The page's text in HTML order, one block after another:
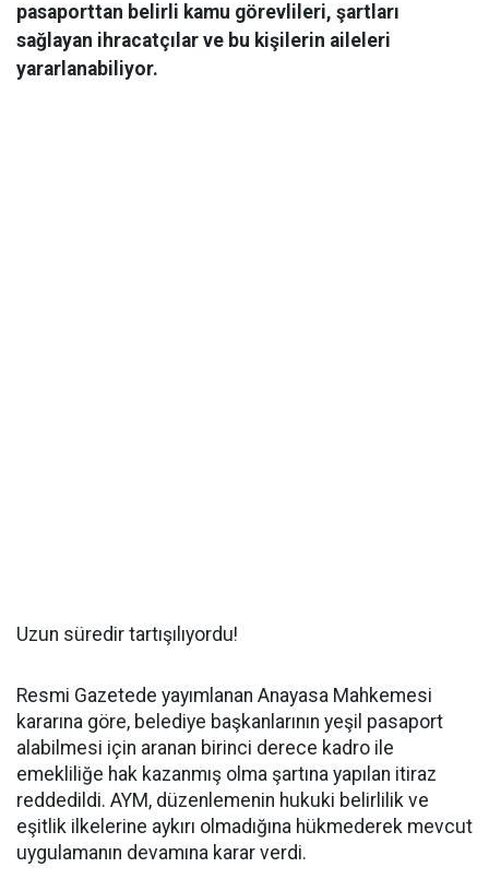
pasaporttan belirli kamu görevlileri, şartları
sağlayan ihracatçılar ve bu kişilerin aileleri
yararlanabiliyor.
Uzun süredir tartışılıyordu!
Resmi Gazetede yayımlanan Anayasa Mahkemesi
kararına göre, belediye başkanlarının yeşil pasaport
alabilmesi için aranan birinci derece kadro ile
emekliliğe hak kazanmış olma şartına yapılan itiraz
reddedildi. AYM, düzenlemenin hukuki belirlilik ve
eşitlik ilkelerine aykırı olmadığına hükmederek mevcut
uygulamanın devamına karar verdi.